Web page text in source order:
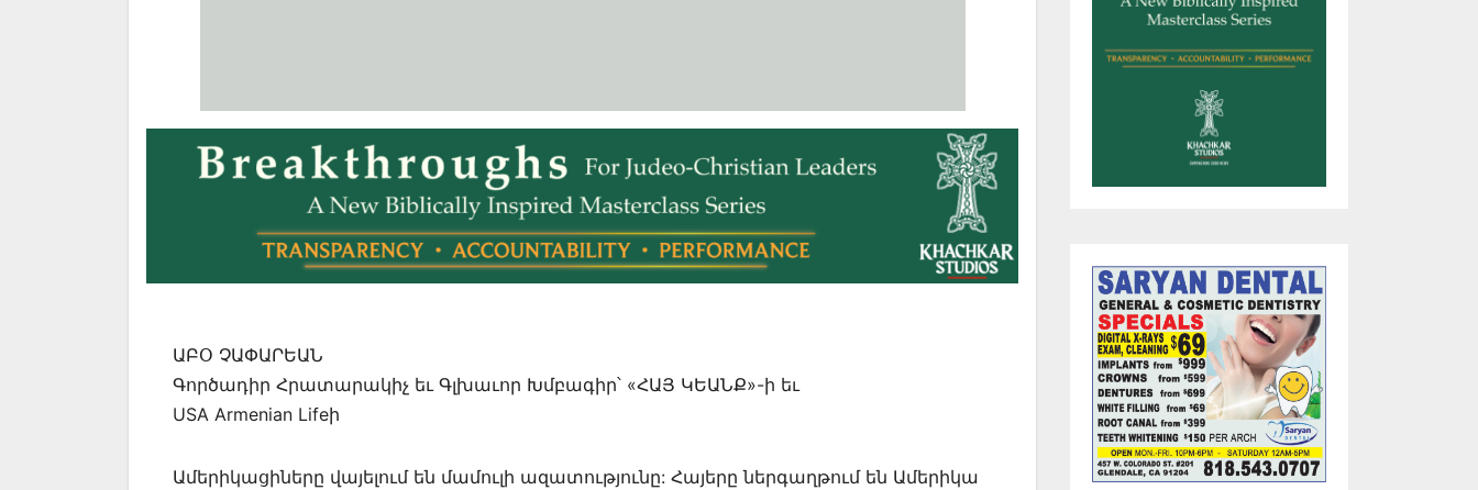
ԱԲՕ ՉԱՓԱՐԵԱՆ
Գործադիր Հրատարակիչ եւ Գլխաւոր Խմբագիր՝ «ՀԱՅ ԿԵԱՆՔ»-ի եւ
USA Armenian Lifeի
Ամերիկացիները վայելում են մամուլի ազատությունը: Հայերը ներգաղթում են Ամերիկա